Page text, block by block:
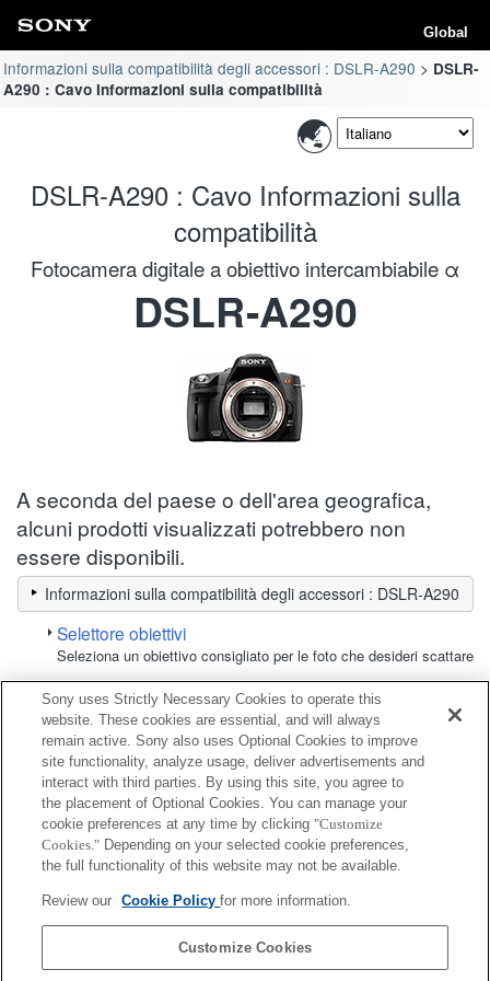
Global
Informazioni sulla compatibilità degli accessori : DSLR-A290
DSLR-
A290 : Cavo Informazioni sulla compatibilità
DSLR-A290 : Cavo Informazioni sulla
compatibilità
Fotocamera digitale a obiettivo intercambiabile α
DSLR-A290
A seconda del paese o dell'area geografica,
alcuni prodotti visualizzati potrebbero non
essere disponibili.
Informazioni sulla compatibilità degli accessori : DSLR-A290
Selettore obiettivi
Seleziona un obiettivo consigliato per le foto che desideri scattare
Cavo
Completamente compatibile
Compatibile, ma con restrizioni
DLC-HEM15
DLC-HEM30
Sony uses Strictly Necessary Cookies to operate this
website. These cookies are essential, and will always
remain active. Sony also uses Optional Cookies to improve
site functionality, analyze usage, deliver advertisements and
interact with third parties. By using this site, you agree to
the placement of Optional Cookies. You can manage your
cookie preferences at any time by clicking "Customize
Cookies." Depending on your selected cookie preferences,
the full functionality of this website may not be available.
Review our Cookie Policyfor more information.
Customize Cookies